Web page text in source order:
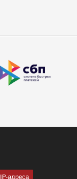
IP-адреса